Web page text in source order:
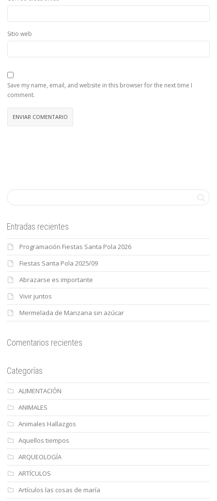
Sitio web
Save my name, email, and website in this browser for the next time I
comment.
Entradas recientes
Programación Fiestas Santa Pola 2026
Fiestas Santa Pola 2025/09
Abrazarse es importante
Vivir juntos
Mermelada de Manzana sin azúcar
Comentarios recientes
Categorías
ALIMENTACIÓN
ANIMALES
Animales Hallazgos
Aquellos tiempos
ARQUEOLOGÍA
ARTÍCULOS
Artículos las cosas de maría